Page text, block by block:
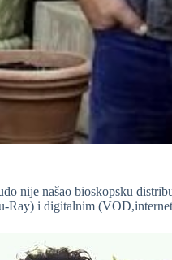
nije našao bioskopsku
Ray) i digitalnim